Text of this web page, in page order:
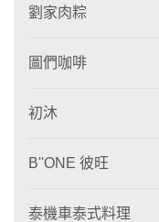
劉家肉粽
圖們咖啡
初沐
B''ONE 彼旺
泰機車泰式料理